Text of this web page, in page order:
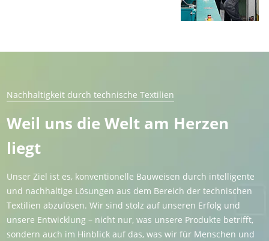
Nachhaltigkeit durch technische Textilien
Weil uns die Welt am Herzen
liegt
Unser Ziel ist es, konventionelle Bauweisen durch intelligente
und nachhaltige Lösungen aus dem Bereich der technischen
Textilien abzulösen. Wir sind stolz auf unseren Erfolg und
unsere Entwicklung – nicht nur, was unsere Produkte betrifft,
sondern auch im Hinblick auf das, was wir für Menschen und